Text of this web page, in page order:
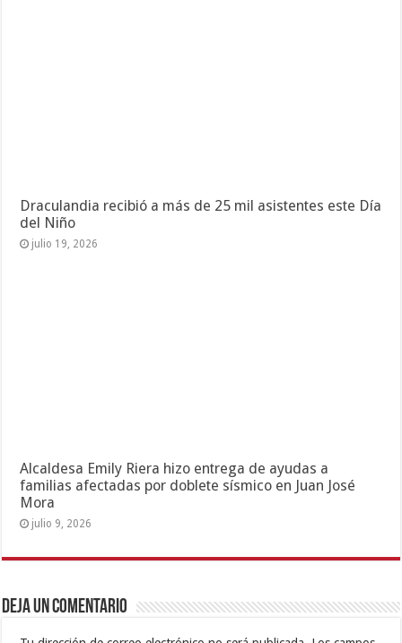
Draculandia recibió a más de 25 mil asistentes este Día
del Niño
julio 19, 2026
Alcaldesa Emily Riera hizo entrega de ayudas a
familias afectadas por doblete sísmico en Juan José
Mora
julio 9, 2026
Deja un comentario